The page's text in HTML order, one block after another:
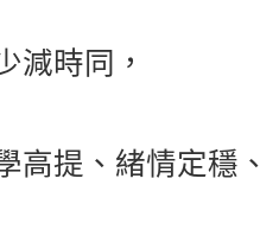
減時同，
高提、緒情定穩